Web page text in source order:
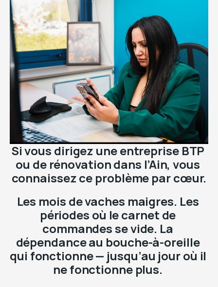
Si vous dirigez une entreprise BTP
ou de rénovation dans l’Ain, vous
connaissez ce problème par cœur.
Les mois de vaches maigres. Les
périodes où le carnet de
commandes se vide. La
dépendance au bouche-à-oreille
qui fonctionne — jusqu’au jour où il
ne fonctionne plus.